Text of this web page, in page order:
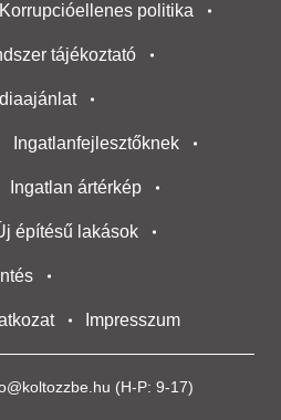
(H-P: 9-17)
Korrupcióellenes politika
tájékoztató
Ingatlanfejlesztőknek
Ingatlan ártérkép
építésű lakások
Impresszum